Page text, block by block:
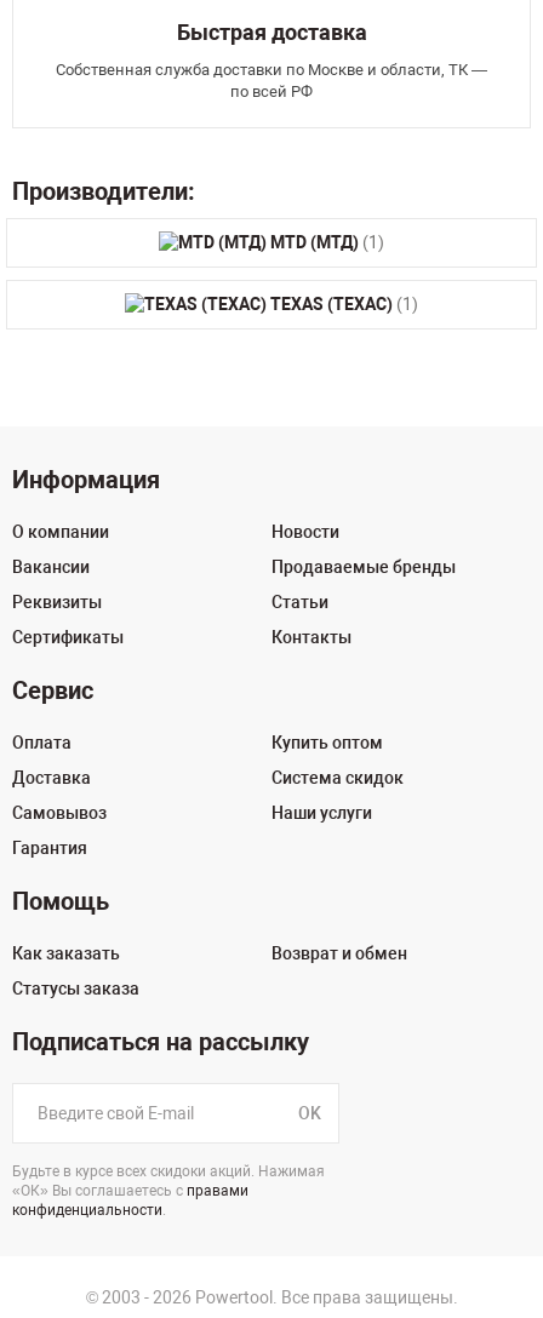
Быстрая доставка
Собственная служба доставки по Москве и области, ТК —
по всей РФ
Производители:
MTD (МТД) (1)
TEXAS (ТЕХАС) (1)
Информация
О компании
Вакансии
Реквизиты
Сертификаты
Новости
Продаваемые бренды
Статьи
Контакты
Сервис
Оплата
Доставка
Самовывоз
Гарантия
Купить оптом
Система скидок
Наши услуги
Помощь
Как заказать
Статусы заказа
Возврат и обмен
Подписаться на рассылку
OK
Будьте в курсе всех скидоки акций. Нажимая
«ОК» Вы соглашаетесь с правами
конфиденциальности.
© 2003 - 2026 Powertool. Все права защищены.